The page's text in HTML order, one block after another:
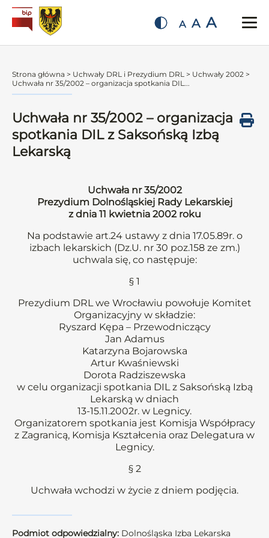
A A A
Strona główna > Uchwały DRL i Prezydium DRL > Uchwały 2002 >
Uchwała nr 35/2002 – organizacja spotkania DIL...
Uchwała nr 35/2002 – organizacja
spotkania DIL z Saksońską Izbą
Lekarską
Uchwała nr 35/2002
Prezydium Dolnośląskiej Rady Lekarskiej
z dnia 11 kwietnia 2002 roku
Na podstawie art.24 ustawy z dnia 17.05.89r. o
izbach lekarskich (Dz.U. nr 30 poz.158 ze zm.)
uchwala się, co następuje:
§ 1
Prezydium DRL we Wrocławiu powołuje Komitet
Organizacyjny w składzie:
Ryszard Kępa – Przewodniczący
Jan Adamus
Katarzyna Bojarowska
Artur Kwaśniewski
Dorota Radziszewska
w celu organizacji spotkania DIL z Saksońską Izbą
Lekarską w dniach
13-15.11.2002r. w Legnicy.
Organizatorem spotkania jest Komisja Współpracy
z Zagranicą, Komisja Kształcenia oraz Delegatura w
Legnicy.
§ 2
Uchwała wchodzi w życie z dniem podjęcia.
Podmiot odpowiedzialny: Dolnośląska Izba Lekarska